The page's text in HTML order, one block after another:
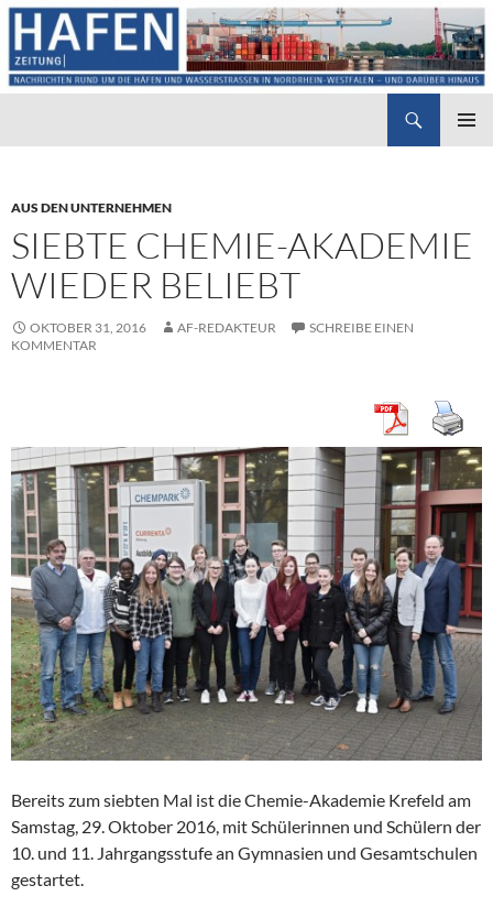
AUS DEN UNTERNEHMEN
SIEBTE CHEMIE-AKADEMIE
WIEDER BELIEBT
OKTOBER 31, 2016 AF-REDAKTEUR
SCHREIBE EINEN
KOMMENTAR
Bereits zum siebten Mal ist die Chemie-Akademie Krefeld am
Samstag, 29. Oktober 2016, mit Schülerinnen und Schülern der
10. und 11. Jahrgangsstufe an Gymnasien und Gesamtschulen
gestartet.